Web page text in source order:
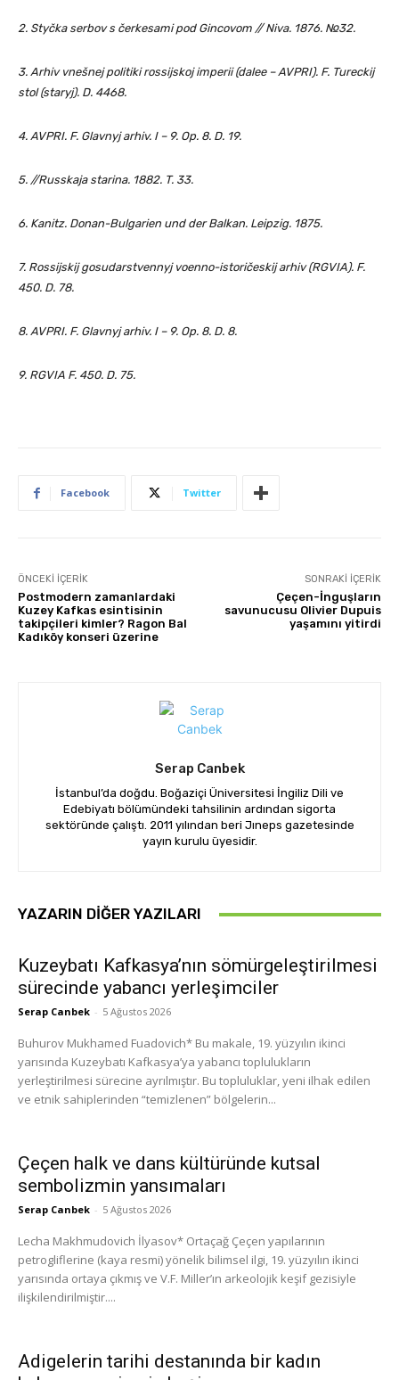
2. Styčka serbov s čerkesami pod Gincovom // Niva. 1876. №32.
3. Arhiv vnešnej politiki rossijskoj imperii (dalee – AVPRI). F. Tureckij
stol (staryj). D. 4468.
4. AVPRI. F. Glavnyj arhiv. I – 9. Op. 8. D. 19.
5. //Russkaja starina. 1882. T. 33.
6. Kanitz. Donan-Bulgarien und der Balkan. Leipzig. 1875.
7. Rossijskij gosudarstvennyj voenno-istoričeskij arhiv (RGVIA). F.
450. D. 78.
8. AVPRI. F. Glavnyj arhiv. I – 9. Op. 8. D. 8.
9. RGVIA F. 450. D. 75.
Facebook Twitter
ÖNCEKI İÇERIK
Postmodern zamanlardaki
Kuzey Kafkas esintisinin
takipçileri kimler? Ragon Bal
Kadıköy konseri üzerine
SONRAKI İÇERIK
Çeçen-İnguşların
savunucusu Olivier Dupuis
yaşamını yitirdi
Serap Canbek
İstanbul’da doğdu. Boğaziçi Üniversitesi İngiliz Dili ve
Edebiyatı bölümündeki tahsilinin ardından sigorta
sektöründe çalıştı. 2011 yılından beri Jıneps gazetesinde
yayın kurulu üyesidir.
YAZARIN DIĞER YAZILARI
Kuzeybatı Kafkasya’nın sömürgeleştirilmesi
sürecinde yabancı yerleşimciler
Serap Canbek - 5 Ağustos 2026
Buhurov Mukhamed Fuadovich* Bu makale, 19. yüzyılın ikinci
yarısında Kuzeybatı Kafkasya’ya yabancı toplulukların
yerleştirilmesi sürecine ayrılmıştır. Bu topluluklar, yeni ilhak edilen
ve etnik sahiplerinden “temizlenen” bölgelerin...
Çeçen halk ve dans kültüründe kutsal
sembolizmin yansımaları
Serap Canbek - 5 Ağustos 2026
Lecha Makhmudovich İlyasov* Ortaçağ Çeçen yapılarının
petrogliflerine (kaya resmi) yönelik bilimsel ilgi, 19. yüzyılın ikinci
yarısında ortaya çıkmış ve V.F. Miller’ın arkeolojik keşif gezisiyle
ilişkilendirilmiştir....
Adigelerin tarihi destanında bir kadın